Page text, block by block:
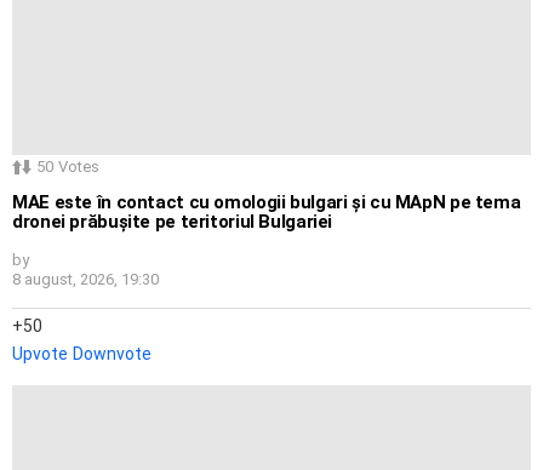
50 Votes
MAE este în contact cu omologii bulgari și cu MApN pe tema
dronei prăbușite pe teritoriul Bulgariei
by
8 august, 2026, 19:30
50
Upvote Downvote